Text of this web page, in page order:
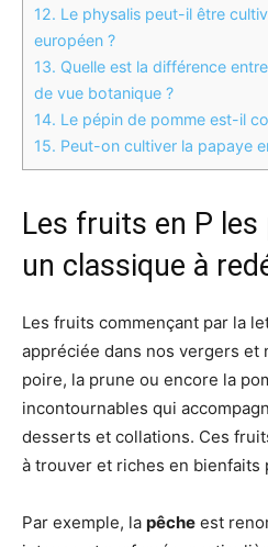
12. Le physalis peut-il être
européen ?
13. Quelle est la différence
de vue botanique ?
14. Le pépin de pomme est-il
15. Peut-on cultiver la papaye
Les fruits en P
un classique à
Les fruits commençant par la
appréciée dans nos vergers et
poire, la prune ou encore la
incontournables qui
desserts et collations. Ces
à trouver et riches en bienfaits
Par exemple, la pêche est